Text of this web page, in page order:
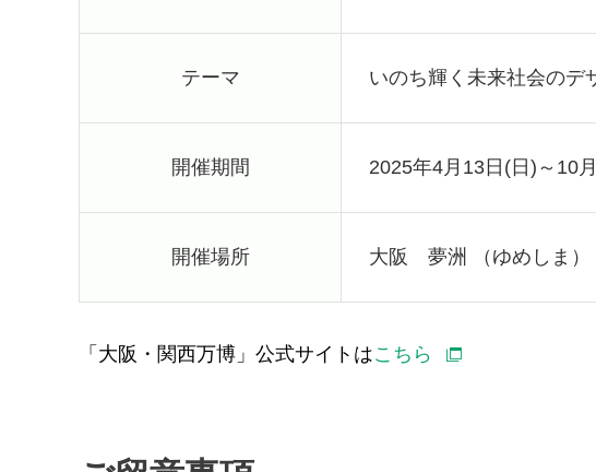
テーマ いのち輝く未来社会のデ
開催期間 2025年4月13日(日)～10
開催場所 大阪 夢洲 （ゆめしま）
「大阪・関西万博」公式サイトはこちら